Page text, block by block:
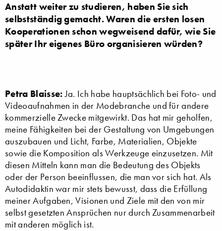
Anstatt weiter zu studieren, haben Sie sich
selbstständig gemacht. Waren die ersten losen
Kooperationen schon wegweisend dafür, wie Sie
später Ihr eigenes Büro organisieren würden?
Petra Blaisse:Ja. Ich habe hauptsächlich bei Foto- und
Videoaufnahmen in der Modebranche und für andere
kommerzielle Zwecke mitgewirkt. Das hat mir geholfen,
meine Fähigkeiten bei der Gestaltung von Umgebungen
auszubauen und Licht, Farbe, Materialien, Objekte
sowie die Komposition als Werkzeuge einzusetzen. Mit
diesen Mitteln kann man die Bedeutung des Objekts
oder der Person beeinflussen, die man vor sich hat. Als
Autodidaktin war mir stets bewusst, dass die Erfüllung
meiner Aufgaben, Visionen und Ziele mit den von mir
selbst gesetzten Ansprüchen nur durch Zusammenarbeit
mit anderen möglich ist.